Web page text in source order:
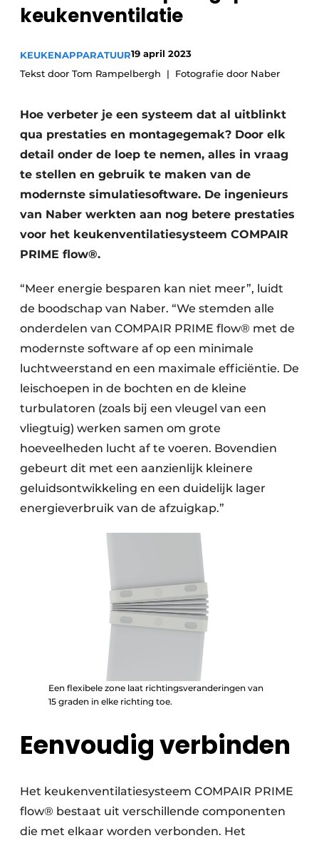
Privacy / Cookie statement
Video’s
keukenventilatie
KEUKENAPPARATUUR19 april 2023
Tekst door Tom Rampelbergh
Fotografie door Naber
Hoe verbeter je een systeem dat al uitblinkt
qua prestaties en montagegemak? Door elk
detail onder de loep te nemen, alles in vraag
te stellen en gebruik te maken van de
modernste simulatiesoftware. De ingenieurs
van Naber werkten aan nog betere prestaties
voor het keukenventilatiesysteem COMPAIR
PRIME flow®.
“Meer energie besparen kan niet meer”, luidt
de boodschap van Naber. “We stemden alle
onderdelen van COMPAIR PRIME flow® met de
modernste software af op een minimale
luchtweerstand en een maximale efficiëntie. De
leischoepen in de bochten en de kleine
turbulatoren (zoals bij een vleugel van een
vliegtuig) werken samen om grote
hoeveelheden lucht af te voeren. Bovendien
gebeurt dit met een aanzienlijk kleinere
geluidsontwikkeling en een duidelijk lager
energieverbruik van de afzuigkap.”
Een flexibele zone laat richtingsveranderingen van
15 graden in elke richting toe.
Eenvoudig verbinden
Het keukenventilatiesysteem COMPAIR PRIME
flow® bestaat uit verschillende componenten
die met elkaar worden verbonden. Het